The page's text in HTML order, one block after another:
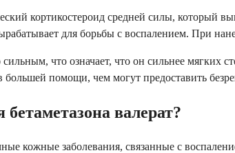
кортикостероид средней силы, который
для борьбы с воспалением. При
сильным, что означает, что он сильнее
помощи, чем могут предоставить
бетаметазона валерат?
кожные заболевания, связанные с